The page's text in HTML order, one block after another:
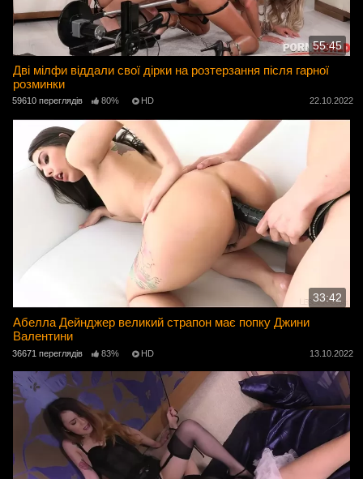
55:45
Дві мілфи віддали свої дірки на розтерзання після гарної
розминки
59610 переглядів 80% HD 22.10.2022
33:42
Абелла Дейнджер великий страпон має попку Джини
Валентини
36671 переглядів 83% HD 13.10.2022